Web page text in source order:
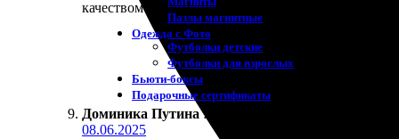
Пазлы магнитные
Одежда с Фото
Футболки детские
Футболки для взрослых
Бьюти-боксы
Подарочные сертификаты
качеством и вниманием к деталям. Рекомендую,
Доминика Путина :
08.06.2025